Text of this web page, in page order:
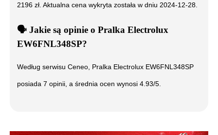
2196 zł. Aktualna cena wykryta została w dniu 2024-12-28
🗣️ ️ Jakie są opinie o Pralka Electrolux
EW6FNL348SP?
Według serwisu Ceneo, Pralka Electrolux EW6FNL348SP
posiada 7 opinii, a średnia ocen wynosi 4.93/5.